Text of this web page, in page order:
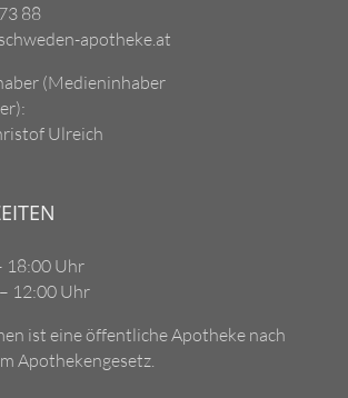
88
apotheke.at
(Medieninhaber
Ulreich
Uhr
12:00 Uhr
ist eine öffentliche Apotheke nach
Apothekengesetz.